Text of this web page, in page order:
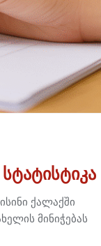
ქალაქში
მინიჭებას